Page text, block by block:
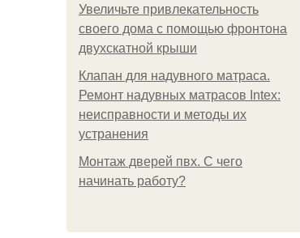
Увеличьте привлекательность
своего дома с помощью фронтона
двухскатной крыши
Клапан для надувного матраса.
Ремонт надувных матрасов Intex:
неисправности и методы их
устранения
Монтаж дверей пвх. С чего
начинать работу?